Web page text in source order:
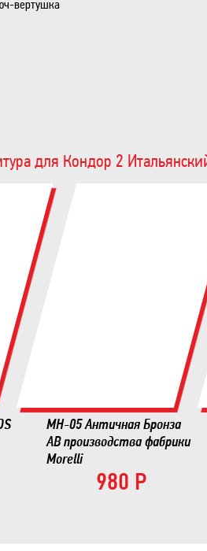
вертушка
для Кондор 2
MH-05 Античная Бронза
AB производства фабрики
Morelli
980 Р